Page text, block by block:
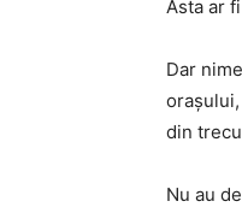
Asta ar
Dar
din
Nu au